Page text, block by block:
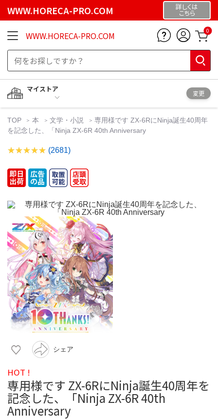
WWW.HORECA-PRO.COM 詳しくは
こちら
WWW.HORECA-PRO.COM 0
マイストア
変更
TOP 本 文学・小説
専用様です ZX-6RにNinja誕生40周年
を記念した、「Ninja ZX-6R 40th Anniversary
(2681)
シェア
HOT !
専用様です ZX-6RにNinja誕生40周年を
記念した、「Ninja ZX-6R 40th
Anniversary